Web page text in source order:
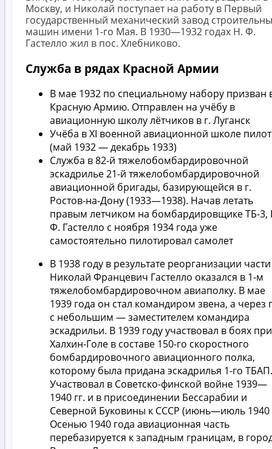
Москву, и Николай поступает на работу в Первый
государственный механический завод
машин имени 1-го Мая. В 1930—1932 годах Н. Ф.
Гастелло жил в пос. Хлебниково.
Служба в рядах Красной Армии
В мае 1932 по специальному набору призван
Красную Армию. Отправлен на учёбу в
авиационную школу лётчиков в г. Луганск
Учёба в XI военной авиационной школе
(май 1932 — декабрь 1933)
Служба в 82-й тяжелобомбардировочной
эскадрилье 21-й тяжелобомбардировочной
авиационной бригады, базирующейся в г.
Ростов-на-Дону (1933—1938). Начав летать
правым летчиком на бомбардировщике ТБ-3,
Ф. Гастелло с ноября 1934 года уже
самостоятельно пилотировал самолет
В 1938 году в результате реорганизации части
Николай Францевич Гастелло оказался в 1-м
тяжелобомбардировочном авиаполку. В мае
1939 года он стал командиром звена, а через
с небольшим — заместителем командира
эскадрильи. В 1939 году участвовал в боях при
Халхин-Голе в составе 150-го скоростного
бомбардировочного авиационного полка,
которому была придана эскадрилья 1-го ТБАП.
Участвовал в Советско-финской войне 1939—
1940 гг. и в присоединении Бессарабии и
Северной Буковины к СССР (июнь—июль 1940
Осенью 1940 года авиационная часть
перебазируется к западным границам, в